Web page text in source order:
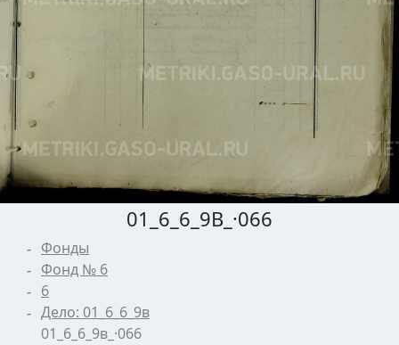
01_6_6_9В_·066
Фонды
Фонд № 6
6
Дело: 01_6_6_9в
01_6_6_9в_·066